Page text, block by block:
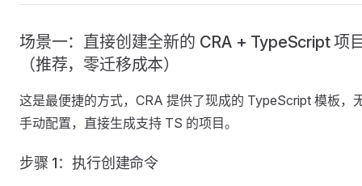
场景一：直接创建全新的 CRA + TypeScript 项
（推荐，零迁移成本）
这是最便捷的方式，CRA 提供了现成的 TypeScript 模板，
手动配置，直接生成支持 TS 的项目。
步骤 1：执行创建命令